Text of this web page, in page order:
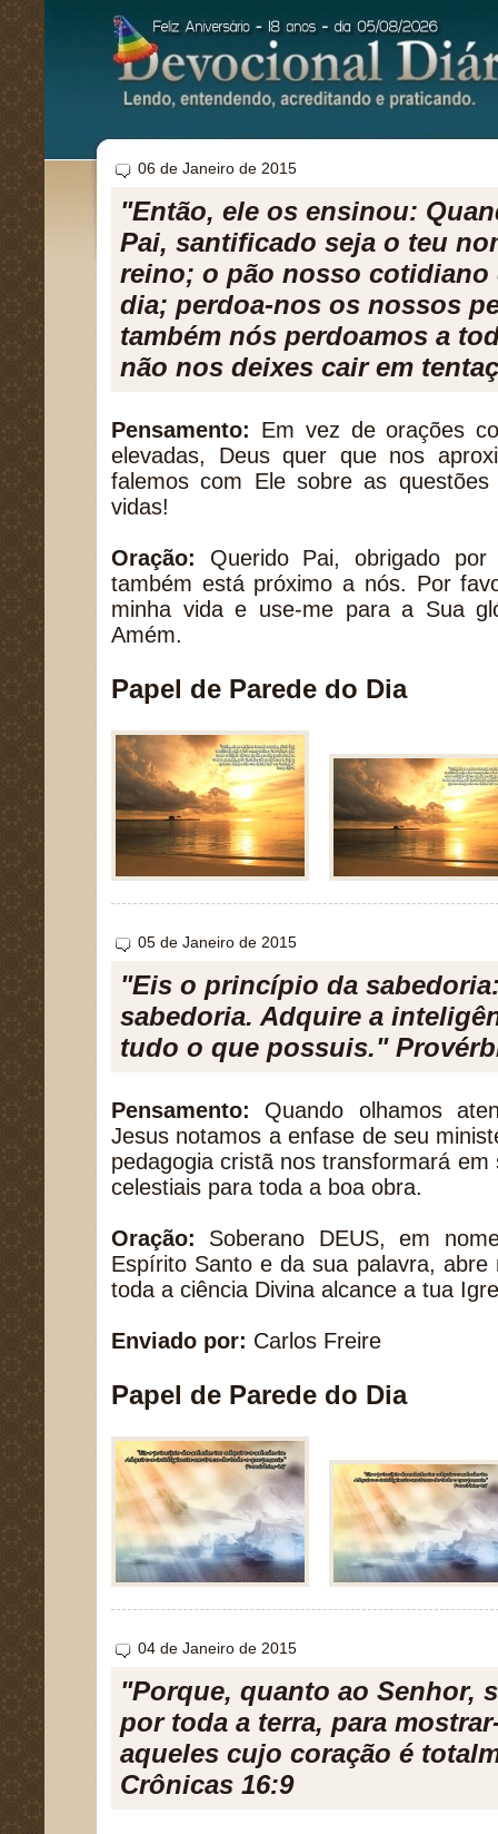
06 de Janeiro de 2015
"Então, ele os ensinou:
Pai, santificado seja o teu
reino; o pão nosso cotidiano
dia; perdoa-nos os nossos
também nós perdoamos a
não nos deixes cair em
Pensamento: Em vez de orações
elevadas, Deus quer que nos
falemos com Ele sobre as
vidas!
Oração: Querido Pai, obrigado
também está próximo a nós. Por
minha vida e use-me para a Sua
Amém.
Papel de Parede do Dia
05 de Janeiro de 2015
"Eis o princípio da
sabedoria. Adquire a
tudo o que possuis."
Pensamento: Quando olhamos
Jesus notamos a enfase de seu
pedagogia cristã nos transformará
celestiais para toda a boa obra.
Oração: Soberano DEUS, em
Espírito Santo e da sua palavra, abre
toda a ciência Divina alcance a tua
Enviado por: Carlos Freire
Papel de Parede do Dia
04 de Janeiro de 2015
"Porque, quanto ao Senhor,
por toda a terra, para
aqueles cujo coração é
Crônicas 16:9